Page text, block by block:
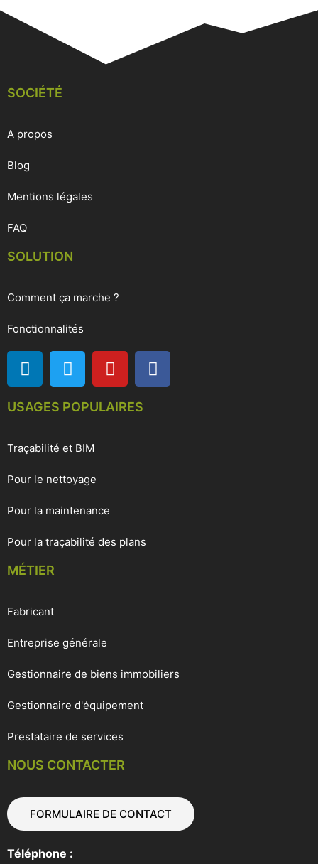
SOCIÉTÉ
A propos
Blog
Mentions légales
FAQ
SOLUTION
Comment ça marche ?
Fonctionnalités
USAGES POPULAIRES
Traçabilité et BIM
Pour le nettoyage
Pour la maintenance
Pour la traçabilité des plans
MÉTIER
Fabricant
Entreprise générale
Gestionnaire de biens immobiliers
Gestionnaire d'équipement
Prestataire de services
NOUS CONTACTER
FORMULAIRE DE CONTACT
Téléphone :